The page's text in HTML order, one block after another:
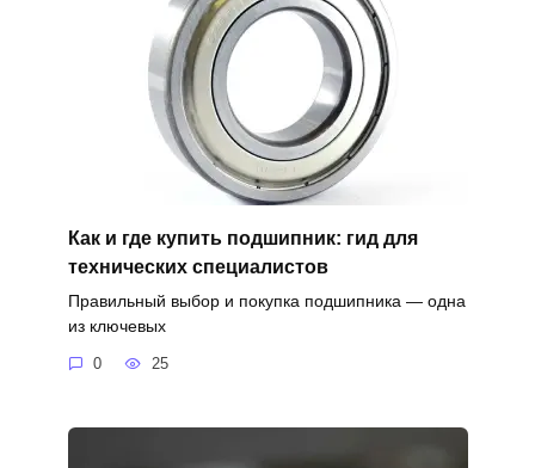
Как и где купить подшипник: гид для
технических специалистов
Правильный выбор и покупка подшипника — одна
из ключевых
0 25